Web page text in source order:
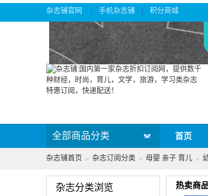
杂志铺官网 | 手机杂志铺 | 积分商城
全部商品分类 首页
杂志铺首页 > 杂志订阅分类 > 母婴 亲子 育儿 >
杂志分类浏览 热卖商